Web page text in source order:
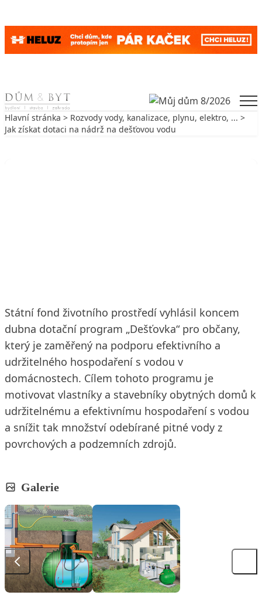
Skip to content
Hlavní stránka > Rozvody vody, kanalizace, plynu, elektro, ... >
Jak získat dotaci na nádrž na dešťovou vodu
Státní fond životního prostředí vyhlásil koncem
dubna dotační program „Dešťovka“ pro občany,
který je zaměřený na podporu efektivního a
udržitelného hospodaření s vodou v
domácnostech. Cílem tohoto programu je
motivovat vlastníky a stavebníky obytných domů k
udržitelnému a efektivnímu hospodaření s vodou
a snížit tak množství odebírané pitné vody z
povrchových a podzemních zdrojů.
Galerie